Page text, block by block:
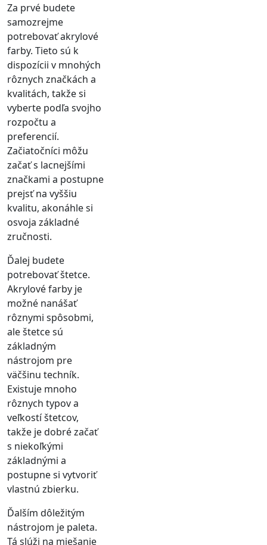
Za prvé budete
samozrejme
potrebovať akrylové
farby. Tieto sú k
dispozícii v mnohých
rôznych značkách a
kvalitách, takže si
vyberte podľa svojho
rozpočtu a
preferencií.
Začiatočníci môžu
začať s lacnejšími
značkami a postupne
prejsť na vyššiu
kvalitu, akonáhle si
osvoja základné
zručnosti.
Ďalej budete
potrebovať štetce.
Akrylové farby je
možné nanášať
rôznymi spôsobmi,
ale štetce sú
základným
nástrojom pre
väčšinu techník.
Existuje mnoho
rôznych typov a
veľkostí štetcov,
takže je dobré začať
s niekoľkými
základnými a
postupne si vytvoriť
vlastnú zbierku.
Ďalším dôležitým
nástrojom je paleta.
Tá slúži na miešanie